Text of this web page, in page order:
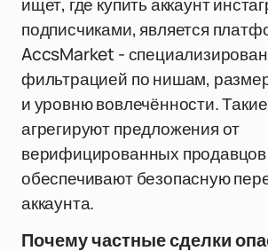
подписчиками, является
AccsMarket -
фильтрацией по нишам,
и уровню вовлечённости.
агрегируют предложения от
верифицированных
обеспечивают безопасную
аккаунта.
Почему частные сделки